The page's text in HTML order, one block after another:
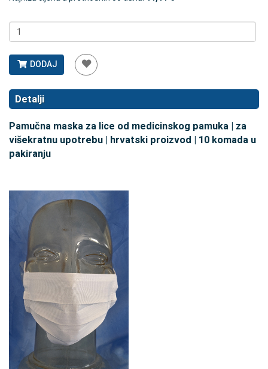
DODAJ
Detalji
Pamučna maska za lice od medicinskog pamuka | za
višekratnu upotrebu | hrvatski proizvod | 10 komada u
pakiranju